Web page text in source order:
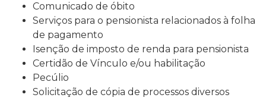
Comunicado de óbito
Serviços para o pensionista relacionados à folha
de pagamento
Isenção de imposto de renda para pensionista
Certidão de Vínculo e/ou habilitação
Pecúlio
Solicitação de cópia de processos diversos